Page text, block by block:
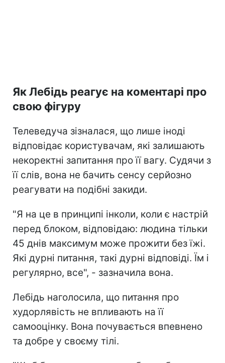
Як Лебідь реагує на коментарі про
свою фігуру
Телеведуча зізналася, що лише іноді
відповідає користувачам, які залишають
некоректні запитання про її вагу. Судячи з
її слів, вона не бачить сенсу серйозно
реагувати на подібні закиди.
"Я на це в принципі інколи, коли є настрій
перед блоком, відповідаю: людина тільки
45 днів максимум може прожити без їжі.
Які дурні питання, такі дурні відповіді. Їм і
регулярно, все", - зазначила вона.
Лебідь наголосила, що питання про
худорлявість не впливають на її
самооцінку. Вона почувається впевнено
та добре у своєму тілі.